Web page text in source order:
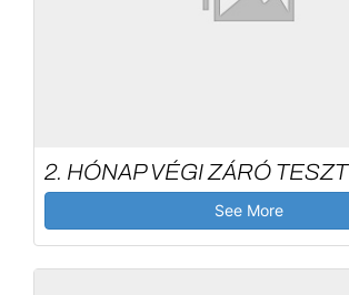
2. HÓNAP VÉGI ZÁRÓ TESZT
See More